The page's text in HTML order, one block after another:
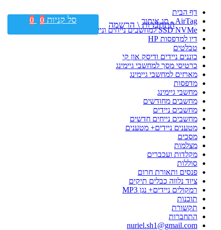
דף הבית
AirTag - תג איתור
SSD NVMe למחשבים נייחים וניידים
דיו למדפסות HP
טבלטים
כוננים ניידים ודיסק און קי
כרטיסי מסך למחשבי גיימינג
מארזים למחשבי גיימינג
מדפסות
מחשבי גיימינג
מחשבים מחודשים
מחשבים ניידים
מחשבים נייחים חדשים
מטענים ניידים+ מטענים
מסכים
מצלמות
מקלדות ועכברים
סוללות
פנסים ותאורת חרום
ציוד נלווה כבלים תיקים
רמקולים ניידים+ נגן MP3
תוכנות
תקשורת
התחברות
nuriel.sh1@gmail.com
התחברות \ הרשמה סל קניות 0
0